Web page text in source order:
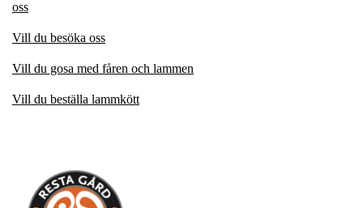
oss
Vill du besöka oss
Vill du gosa med fåren och lammen
Vill du beställa lammkött